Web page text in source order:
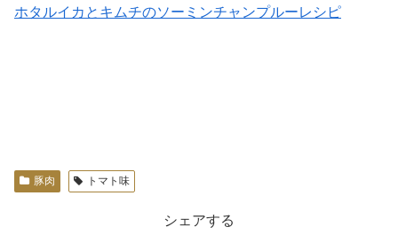
ホタルイカとキムチのソーミンチャンプルーレシピ
豚肉 トマト味
シェアする